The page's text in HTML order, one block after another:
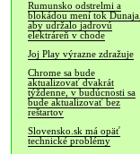
Rumunsko odstrelmi a
blokádou mení tok Dunaja,
aby udržalo jadrovú
elektráreň v chode
Joj Play výrazne zdražuje
Chrome sa bude
aktualizovať dvakrát
týždenne, v budúcnosti sa
bude aktualizovať bez
reštartov
Slovensko.sk má opäť
technické problémy